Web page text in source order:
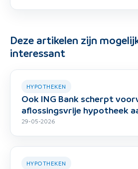
Deze artikelen zijn
interessant
HYPOTHEKEN
Ook ING Bank scherpt
aflossingsvrije hypotheek
29-05-2026
HYPOTHEKEN